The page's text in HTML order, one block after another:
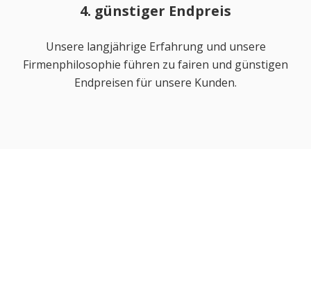
4. günstiger Endpreis
Unsere langjährige Erfahrung und unsere
Firmenphilosophie führen zu fairen und günstigen
Endpreisen für unsere Kunden.